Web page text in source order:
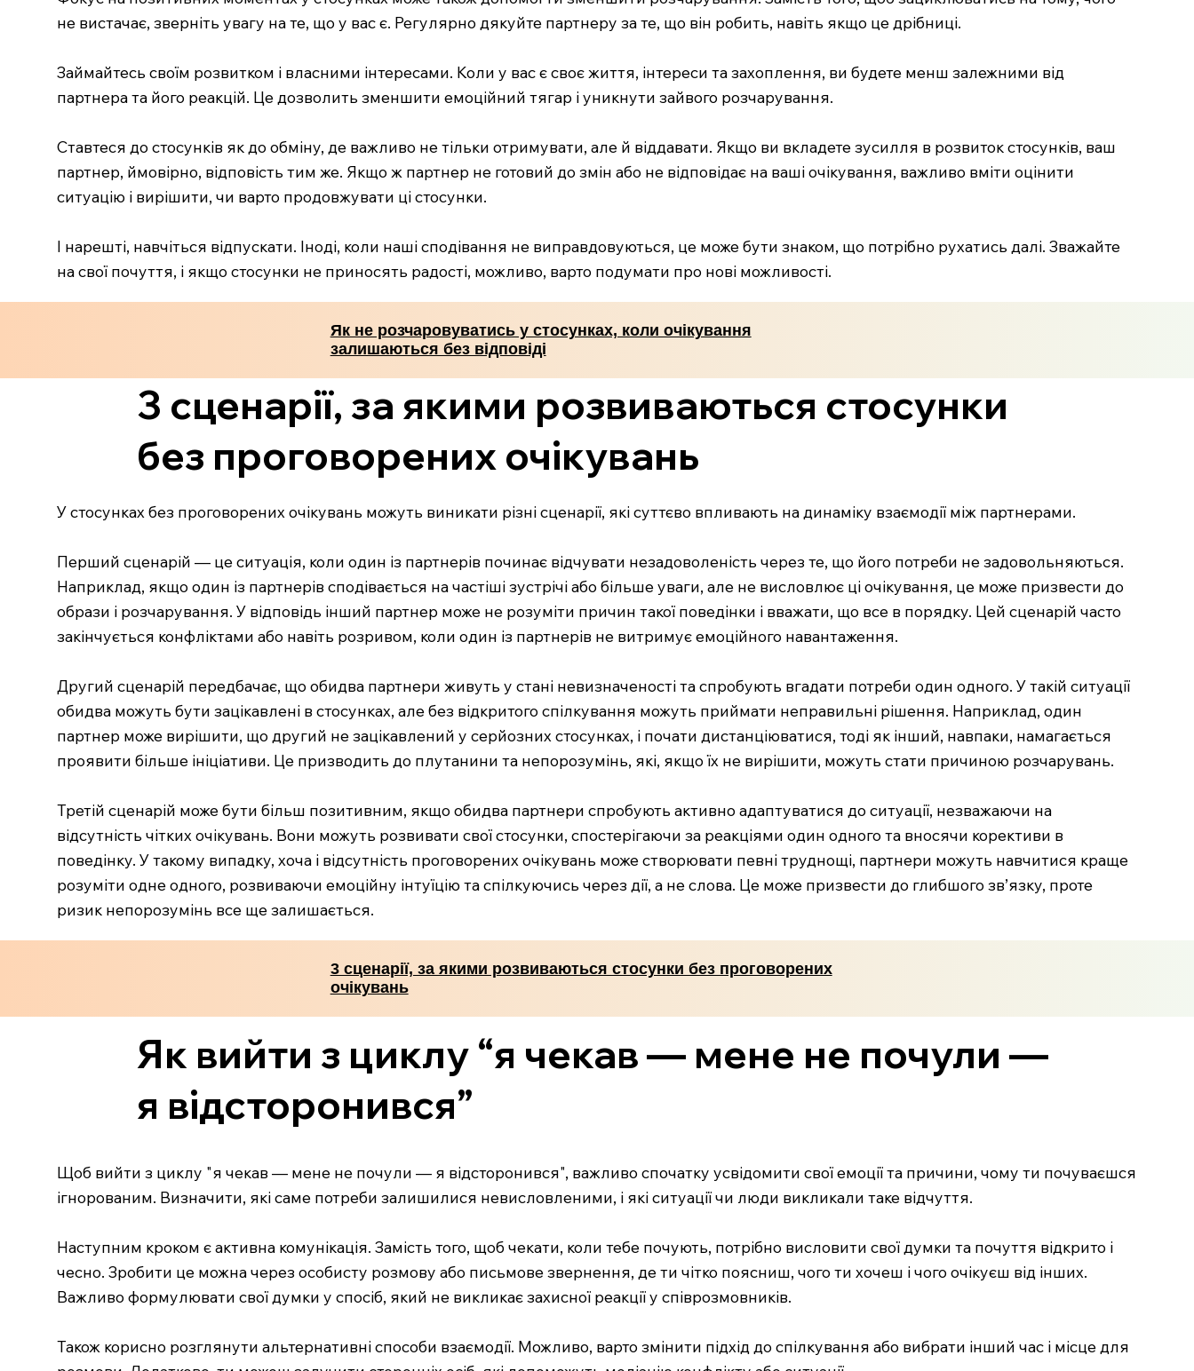
не вистачає, зверніть увагу на те, що у вас є. Регулярно дякуйте партнеру за те, що він робить, навіть якщо це дрібниці.
Займайтесь своїм розвитком і власними інтересами. Коли у вас є своє життя, інтереси та захоплення, ви будете менш залежними від
партнера та його реакцій. Це дозволить зменшити емоційний тягар і уникнути зайвого розчарування.
Ставтеся до стосунків як до обміну, де важливо не тільки отримувати, але й віддавати. Якщо ви вкладете зусилля в розвиток стосунків, ваш
партнер, ймовірно, відповість тим же. Якщо ж партнер не готовий до змін або не відповідає на ваші очікування, важливо вміти оцінити
ситуацію і вирішити, чи варто продовжувати ці стосунки.
І нарешті, навчіться відпускати. Іноді, коли наші сподівання не виправдовуються, це може бути знаком, що потрібно рухатись далі. Зважайте
на свої почуття, і якщо стосунки не приносять радості, можливо, варто подумати про нові можливості.
Як не розчаровуватись у стосунках, коли очікування
залишаються без відповіді
3 сценарії, за якими розвиваються стосунки
без проговорених очікувань
У стосунках без проговорених очікувань можуть виникати різні сценарії, які суттєво впливають на динаміку взаємодії між партнерами.
Перший сценарій — це ситуація, коли один із партнерів починає відчувати незадоволеність через те, що його потреби не задовольняються.
Наприклад, якщо один із партнерів сподівається на частіші зустрічі або більше уваги, але не висловлює ці очікування, це може призвести до
образи і розчарування. У відповідь інший партнер може не розуміти причин такої поведінки і вважати, що все в порядку. Цей сценарій часто
закінчується конфліктами або навіть розривом, коли один із партнерів не витримує емоційного навантаження.
Другий сценарій передбачає, що обидва партнери живуть у стані невизначеності та спробують вгадати потреби один одного. У такій ситуації
обидва можуть бути зацікавлені в стосунках, але без відкритого спілкування можуть приймати неправильні рішення. Наприклад, один
партнер може вирішити, що другий не зацікавлений у серйозних стосунках, і почати дистанціюватися, тоді як інший, навпаки, намагається
проявити більше ініціативи. Це призводить до плутанини та непорозумінь, які, якщо їх не вирішити, можуть стати причиною розчарувань.
Третій сценарій може бути більш позитивним, якщо обидва партнери спробують активно адаптуватися до ситуації, незважаючи на
відсутність чітких очікувань. Вони можуть розвивати свої стосунки, спостерігаючи за реакціями один одного та вносячи корективи в
поведінку. У такому випадку, хоча і відсутність проговорених очікувань може створювати певні труднощі, партнери можуть навчитися краще
розуміти одне одного, розвиваючи емоційну інтуїцію та спілкуючись через дії, а не слова. Це може призвести до глибшого зв’язку, проте
ризик непорозумінь все ще залишається.
3 сценарії, за якими розвиваються стосунки без проговорених
очікувань
Як вийти з циклу “я чекав — мене не почули —
я відсторонився”
Щоб вийти з циклу "я чекав — мене не почули — я відсторонився", важливо спочатку усвідомити свої емоції та причини, чому ти почуваєшся
ігнорованим. Визначити, які саме потреби залишилися невисловленими, і які ситуації чи люди викликали таке відчуття.
Наступним кроком є активна комунікація. Замість того, щоб чекати, коли тебе почують, потрібно висловити свої думки та почуття відкрито і
чесно. Зробити це можна через особисту розмову або письмове звернення, де ти чітко поясниш, чого ти хочеш і чого очікуєш від інших.
Важливо формулювати свої думки у спосіб, який не викликає захисної реакції у співрозмовників.
Також корисно розглянути альтернативні способи взаємодії. Можливо, варто змінити підхід до спілкування або вибрати інший час і місце для